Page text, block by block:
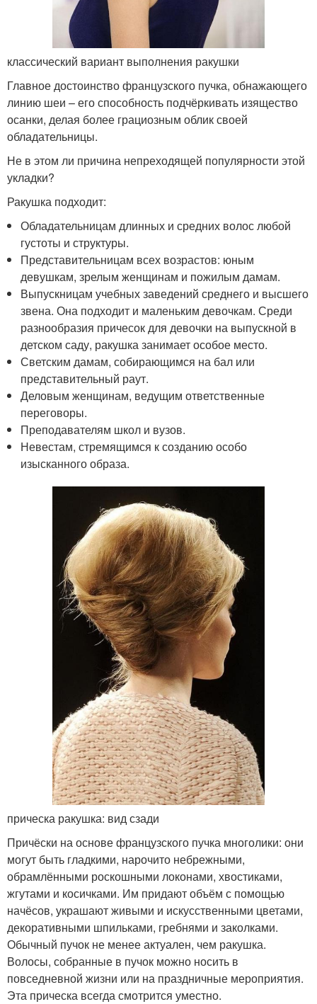
классический вариант выполнения ракушки
Главное достоинство французского пучка, обнажающего
линию шеи – его способность подчёркивать изящество
осанки, делая более грациозным облик своей
обладательницы.
Не в этом ли причина непреходящей популярности этой
укладки?
Ракушка подходит:
Обладательницам длинных и средних волос любой
густоты и структуры.
Представительницам всех возрастов: юным
девушкам, зрелым женщинам и пожилым дамам.
Выпускницам учебных заведений среднего и высшего
звена. Она подходит и маленьким девочкам. Среди
разнообразия причесок для девочки на выпускной в
детском саду, ракушка занимает особое место.
Светским дамам, собирающимся на бал или
представительный раут.
Деловым женщинам, ведущим ответственные
переговоры.
Преподавателям школ и вузов.
Невестам, стремящимся к созданию особо
изысканного образа.
прическа ракушка: вид сзади
Причёски на основе французского пучка многолики: они
могут быть гладкими, нарочито небрежными,
обрамлёнными роскошными локонами, хвостиками,
жгутами и косичками. Им придают объём с помощью
начёсов, украшают живыми и искусственными цветами,
декоративными шпильками, гребнями и заколками.
Обычный пучок не менее актуален, чем ракушка.
Волосы, собранные в пучок можно носить в
повседневной жизни или на праздничные мероприятия.
Эта прическа всегда смотрится уместно.